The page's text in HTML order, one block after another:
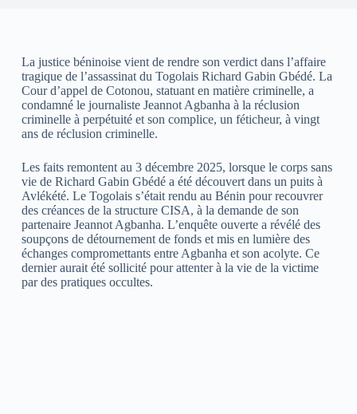
La justice béninoise vient de rendre son verdict dans l’affaire
tragique de l’assassinat du Togolais Richard Gabin Gbédé. La
Cour d’appel de Cotonou, statuant en matière criminelle, a
condamné le journaliste Jeannot Agbanha à la réclusion
criminelle à perpétuité et son complice, un féticheur, à vingt
ans de réclusion criminelle.
Les faits remontent au 3 décembre 2025, lorsque le corps sans
vie de Richard Gabin Gbédé a été découvert dans un puits à
Avlékété. Le Togolais s’était rendu au Bénin pour recouvrer
des créances de la structure CISA, à la demande de son
partenaire Jeannot Agbanha. L’enquête ouverte a révélé des
soupçons de détournement de fonds et mis en lumière des
échanges compromettants entre Agbanha et son acolyte. Ce
dernier aurait été sollicité pour attenter à la vie de la victime
par des pratiques occultes.